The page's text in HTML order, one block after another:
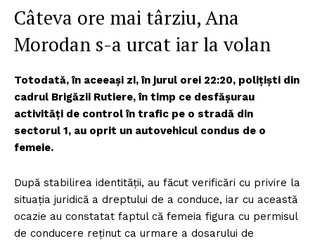
Câteva ore mai târziu, Ana
Morodan s-a urcat iar la volan
Totodată, în aceeași zi, în jurul orei 22:20, polițiști din
cadrul Brigăzii Rutiere, în timp ce desfășurau
activități de control în trafic pe o stradă din
sectorul 1, au oprit un autovehicul condus de o
femeie.
După stabilirea identității, au făcut verificări cu privire la
situația juridică a dreptului de a conduce, iar cu această
ocazie au constatat faptul că femeia figura cu permisul
de conducere reținut ca urmare a dosarului de